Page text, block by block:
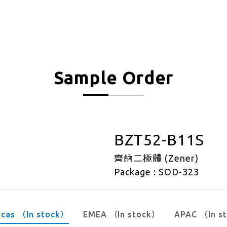
Sample Order
BZT52-B11S
齊納二極體 (Zener)
Package : SOD-323
（In stock） EMEA （In stock） APAC （In